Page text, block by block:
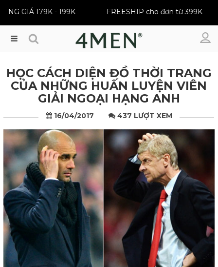
SELLER | ĐỒNG GIÁ 179K - 199K FREESHIP cho
Menu
HỌC CÁCH DIỆN ĐỒ THỜI TRANG
CỦA NHỮNG HUẤN LUYỆN VIÊN
GIẢI NGOẠI HẠNG ANH
16/04/2017 437 LƯỢT XEM